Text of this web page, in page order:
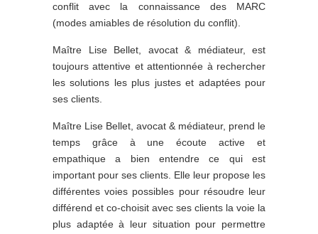
conflit avec la connaissance des MARC
(modes amiables de résolution du conflit).
Maître Lise Bellet, avocat & médiateur, est
toujours attentive et attentionnée à rechercher
les solutions les plus justes et adaptées pour
ses clients.
Maître Lise Bellet, avocat & médiateur, prend le
temps grâce à une écoute active et
empathique a bien entendre ce qui est
important pour ses clients. Elle leur propose les
différentes voies possibles pour résoudre leur
différend et co-choisit avec ses clients la voie la
plus adaptée à leur situation pour permettre